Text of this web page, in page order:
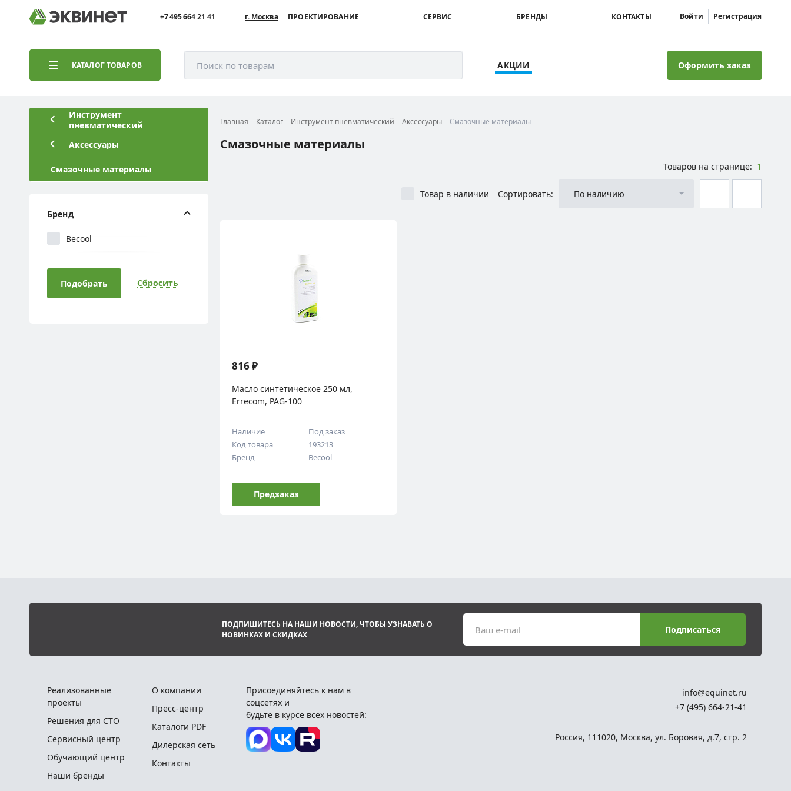
+7 495 664 21 41 г. Москва ПРОЕКТИРОВАНИЕ СЕРВИС БРЕНДЫ КОНТАКТЫ Войти Регистрация
КАТАЛОГ ТОВАРОВ Поиск по товарам АКЦИИ Оформить заказ
Инструмент
пневматический
Аксессуары
Смазочные материалы
Бренд
Becool
Подобрать Сбросить
Главная Каталог Инструмент пневматический Аксессуары Смазочные материалы
Смазочные материалы
Товаров на странице: 1
Товар в наличии Сортировать: По наличию
816 ₽
Масло синтетическое 250 мл,
Errecom, PAG-100
Наличие
Под заказ
Код товара
193213
Бренд
Becool
Предзаказ
ПОДПИШИТЕСЬ НА НАШИ НОВОСТИ, ЧТОБЫ УЗНАВАТЬ О
НОВИНКАХ И СКИДКАХ
Ваш e-mail Подписаться
Реализованные
проекты
Решения для СТО
Сервисный центр
Обучающий центр
Наши бренды
О компании
Пресс-центр
Каталоги PDF
Дилерская сеть
Контакты
Присоединяйтесь к нам в
соцсетях и
будьте в курсе всех новостей:
info@equinet.ru
+7 (495) 664-21-41
Россия, 111020, Москва, ул. Боровая, д.7, стр. 2